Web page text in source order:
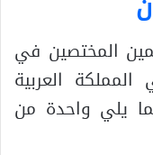
المختصين في
العربية
يلي واحدة من